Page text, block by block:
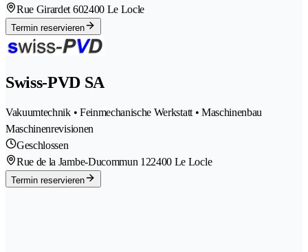
Rue Girardet 602400 Le Locle
Termin reservieren
Swiss-PVD SA
Vakuumtechnik • Feinmechanische Werkstatt • Maschinenbau
Maschinenrevisionen
Geschlossen
Rue de la Jambe-Ducommun 122400 Le Locle
Termin reservieren